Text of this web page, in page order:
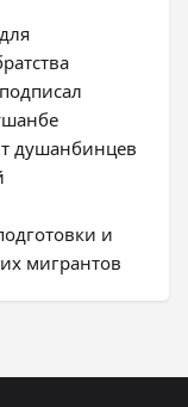
душанбинцев
и
мигрантов